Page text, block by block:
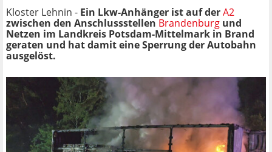
Kloster Lehnin - Ein Lkw-Anhänger ist auf derA2
zwischen den Anschlussstellen Brandenburg und
Netzen im Landkreis Potsdam-Mittelmark in Brand
geraten und hat damit eine Sperrung der Autobahn
ausgelöst.